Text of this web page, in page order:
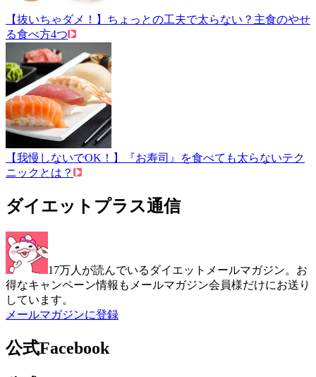
【抜いちゃダメ！】ちょっとの工夫で太らない？主食のやせ
る食べ方4つ
【我慢しないでOK！】『お寿司』を食べても太らないテク
ニックとは？
ダイエットプラス通信
17万人が読んでいるダイエットメールマガジン。お
得なキャンペーン情報もメールマガジン会員様だけにお送り
しています。
メールマガジンに登録
公式Facebook